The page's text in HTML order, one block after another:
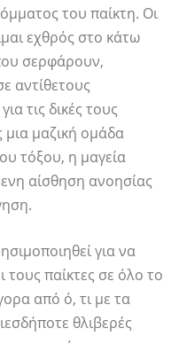
του παίκτη. Οι
εχθρός στο κάτω
σερφάρουν,
αντίθετους
τις δικές τους
μια μαζική ομάδα
τόξου, η μαγεία
αίσθηση ανοησίας
για να
τους παίκτες σε όλο το
από ό, τι με τα
θλιβερές